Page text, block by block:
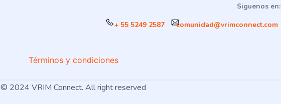
+ 55 5249 2587 comunidad@vrimconnect.com
Siguenos en:
Términos y condiciones
© 2024 VRIM Connect. All right reserved